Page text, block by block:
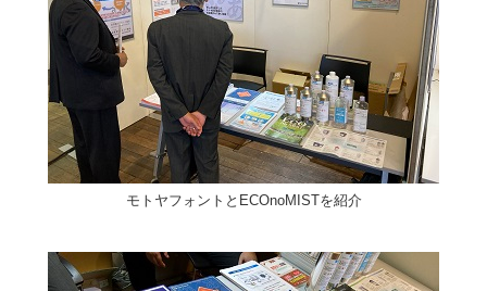
モトヤフォントとECOnoMISTを紹介